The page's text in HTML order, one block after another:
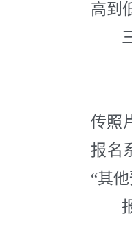
高到
传照
报名
“其